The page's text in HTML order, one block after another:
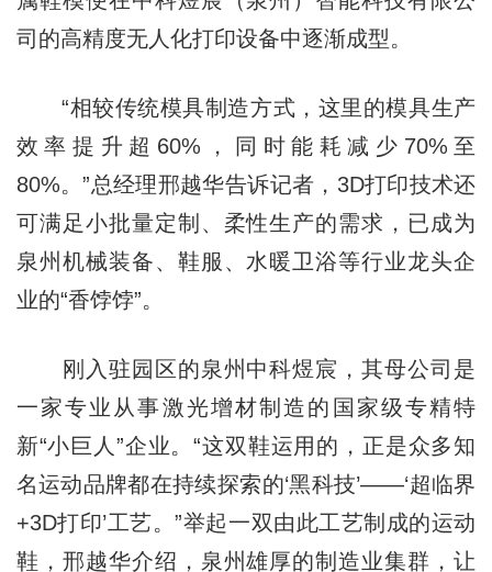
司的高精度无人化打印设备中逐渐成型。
“相较传统模具制造方式，这里的模具生产
效率提升超60%，同时能耗减少70%至
80%。”总经理邢越华告诉记者，3D打印技术还
可满足小批量定制、柔性生产的需求，已成为
泉州机械装备、鞋服、水暖卫浴等行业龙头企
业的“香饽饽”。
刚入驻园区的泉州中科煜宸，其母公司是
一家专业从事激光增材制造的国家级专精特
新“小巨人”企业。“这双鞋运用的，正是众多知
名运动品牌都在持续探索的‘黑科技’——‘超临界
+3D打印‌’工艺。”举起一双由此工艺制成的运动
鞋，邢越华介绍，泉州雄厚的制造业集群，让